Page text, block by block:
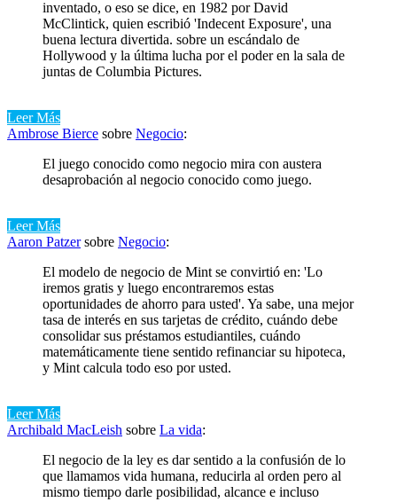
inventado, o eso se dice, en 1982 por David
McClintick, quien escribió 'Indecent Exposure', una
buena lectura divertida. sobre un escándalo de
Hollywood y la última lucha por el poder en la sala de
juntas de Columbia Pictures.
Leer Más
Ambrose Bierce sobre Negocio:
El juego conocido como negocio mira con austera
desaprobación al negocio conocido como juego.
Leer Más
Aaron Patzersobre Negocio:
El modelo de negocio de Mint se convirtió en: 'Lo
iremos gratis y luego encontraremos estas
oportunidades de ahorro para usted'. Ya sabe, una mejor
tasa de interés en sus tarjetas de crédito, cuándo debe
consolidar sus préstamos estudiantiles, cuándo
matemáticamente tiene sentido refinanciar su hipoteca,
y Mint calcula todo eso por usted.
Leer Más
Archibald MacLeish sobre La vida:
El negocio de la ley es dar sentido a la confusión de lo
que llamamos vida humana, reducirla al orden pero al
mismo tiempo darle posibilidad, alcance e incluso